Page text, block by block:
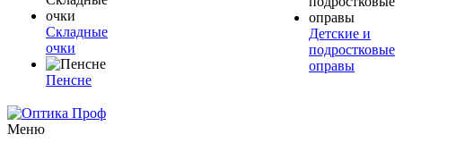
Складные
очки
Пенсне
Детские и
подростковые
оправы
Меню